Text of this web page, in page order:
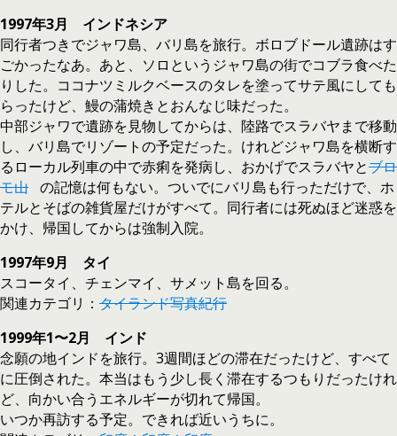
1997年3月 インドネシア
同行者つきでジャワ島、バリ島を旅行。ボロブドール遺跡はす
ごかったなあ。あと、ソロというジャワ島の街でコブラ食べた
りした。ココナツミルクベースのタレを塗ってサテ風にしても
らったけど、鰻の蒲焼きとおんなじ味だった。
中部ジャワで遺跡を見物してからは、陸路でスラバヤまで移動
し、バリ島でリゾートの予定だった。けれどジャワ島を横断す
るローカル列車の中で赤痢を発病し、おかげでスラバヤとブロ
モ山 の記憶は何もない。ついでにバリ島も行っただけで、ホ
テルとそばの雑貨屋だけがすべて。同行者には死ぬほど迷惑を
かけ、帰国してからは強制入院。
1997年9月 タイ
スコータイ、チェンマイ、サメット島を回る。
関連カテゴリ： タイランド写真紀行
1999年1〜2月 インド
念願の地インドを旅行。3週間ほどの滞在だったけど、すべて
に圧倒された。本当はもう少し長く滞在するつもりだったけれ
ど、向かい合うエネルギーが切れて帰国。
いつか再訪する予定。できれば近いうちに。